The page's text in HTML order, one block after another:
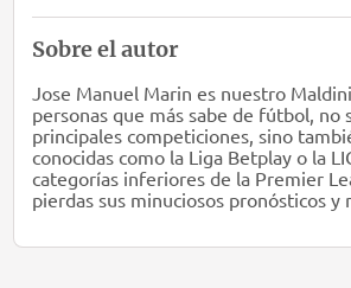
Sobre el autor
Jose Manuel Marin es nuestro
personas que más sabe de fútbol, no
principales competiciones, sino
conocidas como la Liga Betplay o la
categorías inferiores de la Premier
pierdas sus minuciosos pronósticos y